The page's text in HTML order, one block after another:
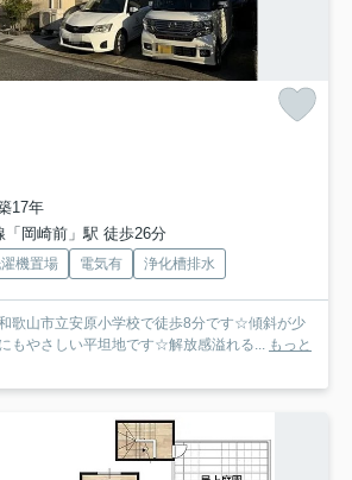
17年
「岡崎前」駅 徒歩26分
機置場 電気有 浄化槽排水
歌山市立安原小学校で徒歩8分です☆傾斜が少
もやさしい平坦地です☆解放感溢れる... もっと